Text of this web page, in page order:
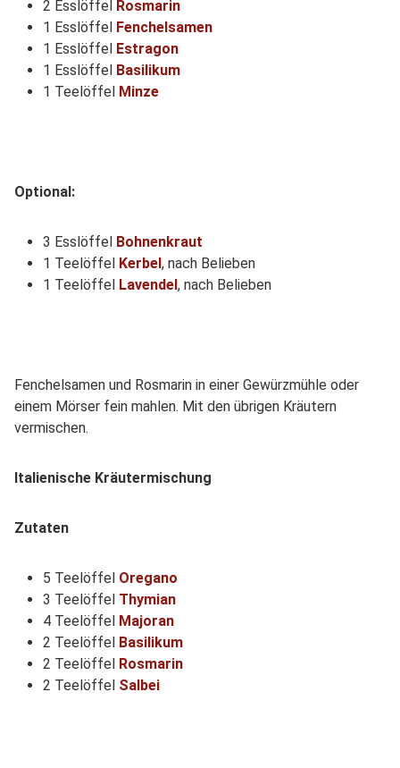
2 Esslöffel
Rosmarin
1 Esslöffel
Fenchelsamen
1 Esslöffel
Estragon
1 Esslöffel
Basilikum
1 Teelöffel
Minze
Optional:
3 Esslöffel
Bohnenkraut
1 Teelöffel
Kerbel , nach Belieben
1 Teelöffel
Lavendel , nach Belieben
Fenchelsamen und Rosmarin in einer Gewürzmühle oder
einem Mörser fein mahlen. Mit den übrigen Kräutern
vermischen.
Italienische Kräutermischung
Zutaten
5 Teelöffel Oregano
3 Teelöffel Thymian
4 Teelöffel
Majoran
2 Teelöffel
Basilikum
2 Teelöffel
Rosmarin
2 Teelöffel Salbei